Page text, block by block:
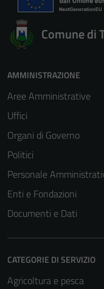
Comune di
AMMINISTRAZIONE
Aree Amministrative
Uffici
Organi di Governo
Politici
Personale
Enti e Fondazioni
Documenti e Dati
CATEGORIE DI SERVIZIO
Agricoltura e pesca